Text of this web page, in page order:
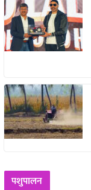
पशुपालन